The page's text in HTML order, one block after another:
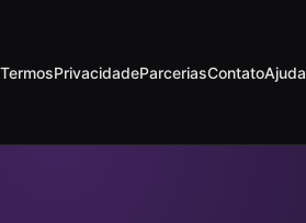
TermosPrivacidadeParceriasContatoAjuda